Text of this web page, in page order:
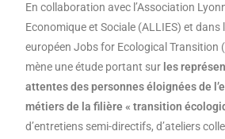
En collaboration avec l’Association
Economique et Sociale (ALLIES) et dans
européen Jobs for Ecological Transition
mène une étude portant sur les
attentes des personnes éloignées de
métiers de la filière « transition
d’entretiens semi-directifs, d’ateliers